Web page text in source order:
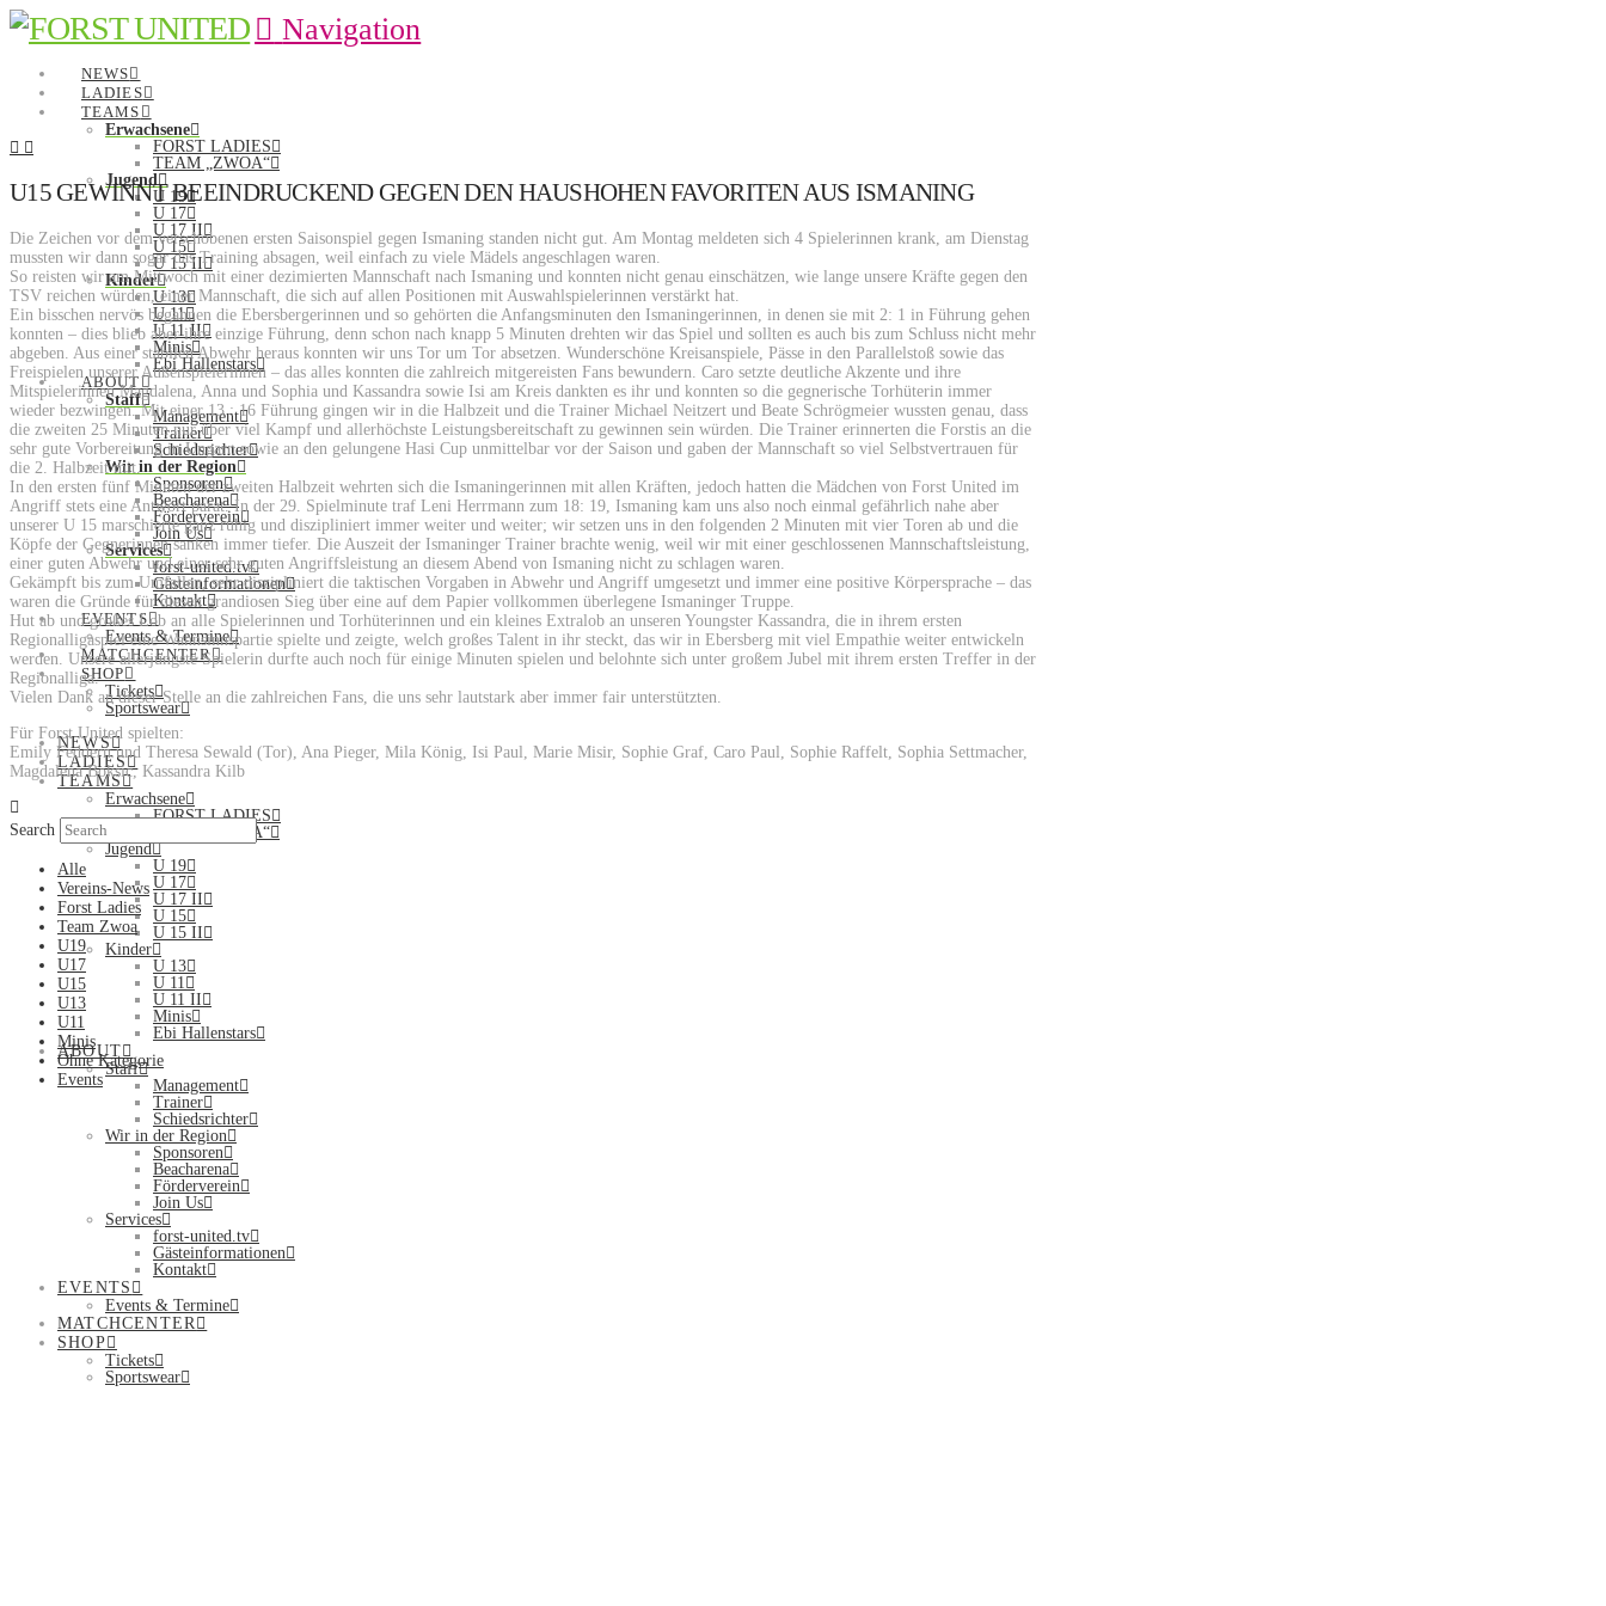
Navigation
NEWS
LADIES
TEAMS
Erwachsene
FORST LADIES
TEAM „ZWOA“
Jugend
U 19
U 17
U 17 II
U 15
U 15 II
Kinder
U 13
U 11
U 11 II
Minis
Ebi Hallenstars
ABOUT
Staff
Management
Trainer
Schiedsrichter
Wir in der Region
Sponsoren
Beacharena
Förderverein
Join Us
Services
forst-united.tv
Gästeinformationen
Kontakt
EVENTS
Events & Termine
MATCHCENTER
SHOP
Tickets
Sportswear
NEWS
LADIES
TEAMS
Erwachsene
FORST LADIES
TEAM „ZWOA“
Jugend
U 19
U 17
U 17 II
U 15
U 15 II
Kinder
U 13
U 11
U 11 II
Minis
Ebi Hallenstars
ABOUT
Staff
Management
Trainer
Schiedsrichter
Wir in der Region
Sponsoren
Beacharena
Förderverein
Join Us
Services
forst-united.tv
Gästeinformationen
Kontakt
EVENTS
Events & Termine
MATCHCENTER
SHOP
Tickets
Sportswear
U15 GEWINNT BEEINDRUCKEND GEGEN DEN HAUSHOHEN FAVORITEN AUS ISMANING
Die Zeichen vor dem verschobenen ersten Saisonspiel gegen Ismaning standen nicht gut. Am Montag meldeten sich 4 Spielerinnen krank, am Dienstag
mussten wir dann sogar das Training absagen, weil einfach zu viele Mädels angeschlagen waren.
So reisten wir am Mittwoch mit einer dezimierten Mannschaft nach Ismaning und konnten nicht genau einschätzen, wie lange unsere Kräfte gegen den
TSV reichen würden, einer Mannschaft, die sich auf allen Positionen mit Auswahlspielerinnen verstärkt hat.
Ein bisschen nervös begannen die Ebersbergerinnen und so gehörten die Anfangsminuten den Ismaningerinnen, in denen sie mit 2: 1 in Führung gehen
konnten – dies blieb aber ihre einzige Führung, denn schon nach knapp 5 Minuten drehten wir das Spiel und sollten es auch bis zum Schluss nicht mehr
abgeben. Aus einer stabilen Abwehr heraus konnten wir uns Tor um Tor absetzen. Wunderschöne Kreisanspiele, Pässe in den Parallelstoß sowie das
Freispielen unserer Außenspielerinnen – das alles konnten die zahlreich mitgereisten Fans bewundern. Caro setzte deutliche Akzente und ihre
Mitspielerinnen Magdalena, Anna und Sophia und Kassandra sowie Isi am Kreis dankten es ihr und konnten so die gegnerische Torhüterin immer
wieder bezwingen. Mit einer 13 : 16 Führung gingen wir in die Halbzeit und die Trainer Michael Neitzert und Beate Schrögmeier wussten genau, dass
die zweiten 25 Minuten nur über viel Kampf und allerhöchste Leistungsbereitschaft zu gewinnen sein würden. Die Trainer erinnerten die Forstis an die
sehr gute Vorbereitung in Ungarn sowie an den gelungene Hasi Cup unmittelbar vor der Saison und gaben der Mannschaft so viel Selbstvertrauen für
die 2. Halbzeit mit.
In den ersten fünf Minuten der zweiten Halbzeit wehrten sich die Ismaningerinnen mit allen Kräften, jedoch hatten die Mädchen von Forst United im
Angriff stets eine Antwort parat. In der 29. Spielminute traf Leni Herrmann zum 18: 19, Ismaning kam uns also noch einmal gefährlich nahe aber
unserer U 15 marschierte ganz ruhig und diszipliniert immer weiter und weiter; wir setzen uns in den folgenden 2 Minuten mit vier Toren ab und die
Köpfe der Gegnerinnen sanken immer tiefer. Die Auszeit der Ismaninger Trainer brachte wenig, weil wir mit einer geschlossenen Mannschaftsleistung,
einer guten Abwehr und einer sehr guten Angriffsleistung an diesem Abend von Ismaning nicht zu schlagen waren.
Gekämpft bis zum Umfallen, sehr diszipliniert die taktischen Vorgaben in Abwehr und Angriff umgesetzt und immer eine positive Körpersprache – das
waren die Gründe für diesen grandiosen Sieg über eine auf dem Papier vollkommen überlegene Ismaninger Truppe.
Hut ab und großes Lob an alle Spielerinnen und Torhüterinnen und ein kleines Extralob an unseren Youngster Kassandra, die in ihrem ersten
Regionalligaspiel eine Wahnsinnspartie spielte und zeigte, welch großes Talent in ihr steckt, das wir in Ebersberg mit viel Empathie weiter entwickeln
werden. Unsere allerjüngste Spielerin durfte auch noch für einige Minuten spielen und belohnte sich unter großem Jubel mit ihrem ersten Treffer in der
Regionalliga.
Vielen Dank an dieser Stelle an die zahlreichen Fans, die uns sehr lautstark aber immer fair unterstützten.
Für Forst United spielten:
Emily Feddern und Theresa Sewald (Tor), Ana Pieger, Mila König, Isi Paul, Marie Misir, Sophie Graf, Caro Paul, Sophie Raffelt, Sophia Settmacher,
Magdalena Boksic, Kassandra Kilb
Search
Alle
Vereins-News
Forst Ladies
Team Zwoa
U19
U17
U15
U13
U11
Minis
Ohne Kategorie
Events